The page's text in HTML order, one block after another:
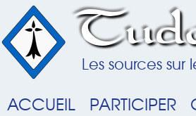
Les sources
ACCUEIL PARTICIPER